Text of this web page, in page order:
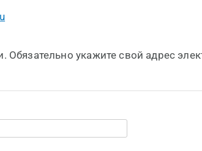
Обязательно укажите свой адрес